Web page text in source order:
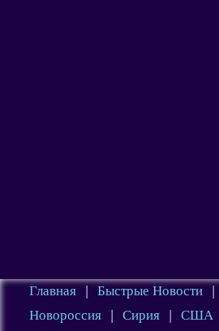
Главная | Быстрые Новости |
Новороссия
| Сирия | США